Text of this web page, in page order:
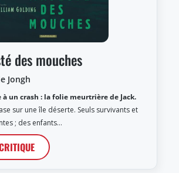
des mouches
Jongh
un crash : la folie meurtrière de Jack.
sur une île déserte. Seuls survivants et
; des enfants…